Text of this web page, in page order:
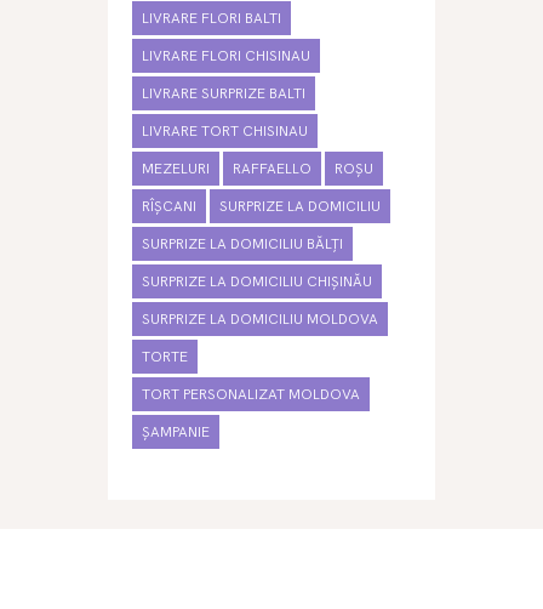
LIVRARE FLORI BALTI
LIVRARE FLORI CHISINAU
LIVRARE SURPRIZE BALTI
LIVRARE TORT CHISINAU
MEZELURI RAFFAELLO ROȘU
RÎȘCANI SURPRIZE LA DOMICILIU
SURPRIZE LA DOMICILIU BĂLȚI
SURPRIZE LA DOMICILIU CHIȘINĂU
SURPRIZE LA DOMICILIU MOLDOVA
TORTE
TORT PERSONALIZAT MOLDOVA
ȘAMPANIE